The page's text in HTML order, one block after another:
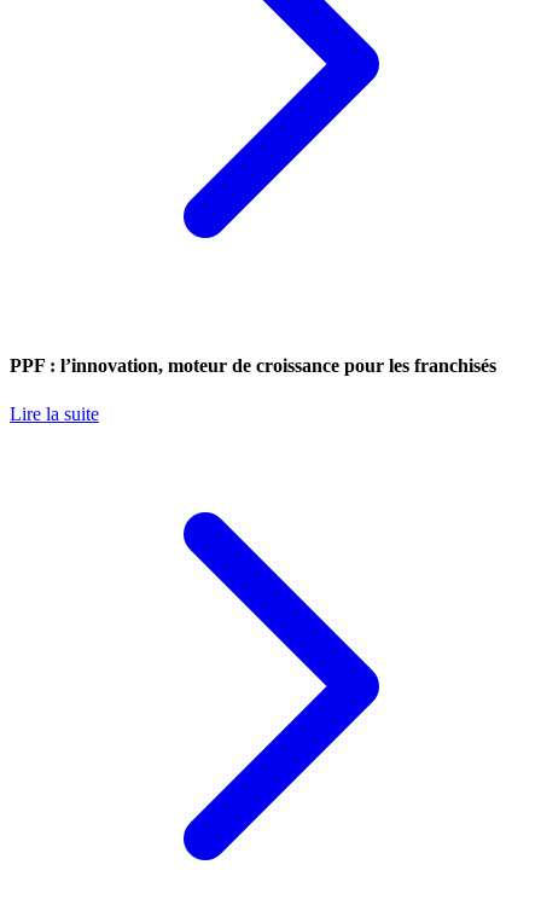
PPF : l’innovation, moteur de croissance pour les franchisés
Lire la suite